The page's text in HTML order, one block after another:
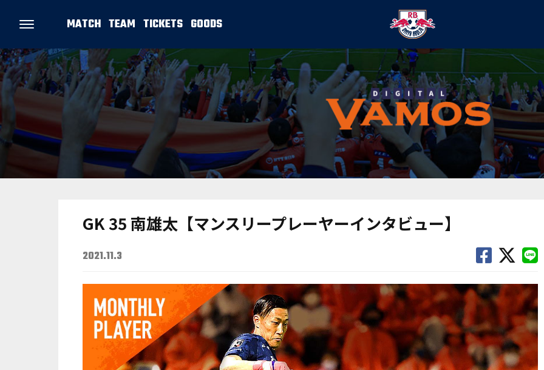
MATCH TEAM TICKETS GOODS
GK 35 南雄太【マンスリープレーヤーインタビュー】
2021.11.3